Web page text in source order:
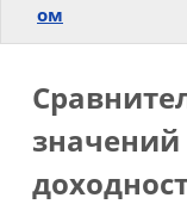
ом